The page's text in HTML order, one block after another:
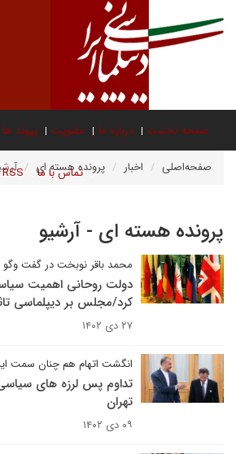
صفحه نخست درباره ما عضویت پیوند ها
تماس با ما RSS صفحه‌اصلی اخبار پرونده هسته ای
پرونده هسته ای - آرشیو
محمد باقر نوبخت در گفت وگو
دولت روحانی اهمیت
کرد/مجلس بر دیپلماسی
۲۷ دی ۱۴۰۲
انگشت اتهام هم چنان سمت
تداوم پس لرزه های
تهران
۰۹ دی ۱۴۰۲